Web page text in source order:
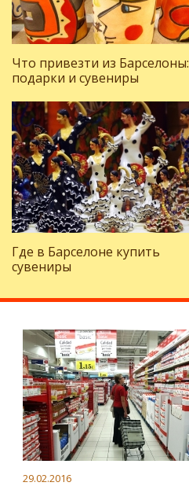
Что привезти из Барселоны:
подарки и сувениры
Где в Барселоне купить
сувениры
29.02.2016